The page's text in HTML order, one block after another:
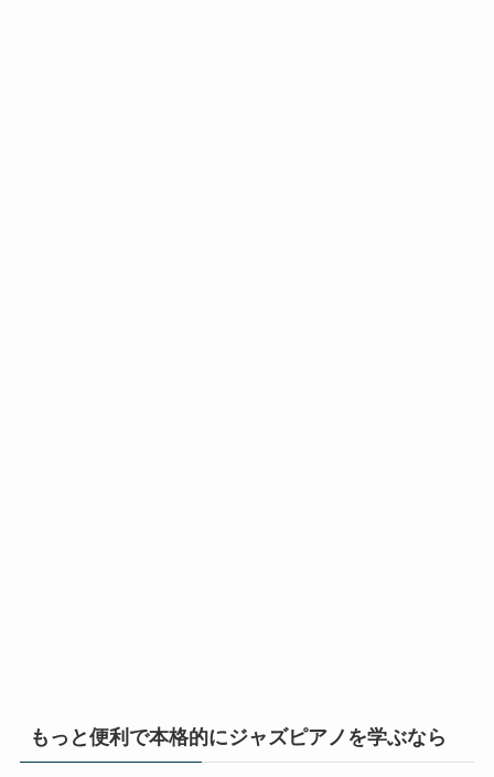
もっと便利で本格的にジャズピアノを学ぶなら